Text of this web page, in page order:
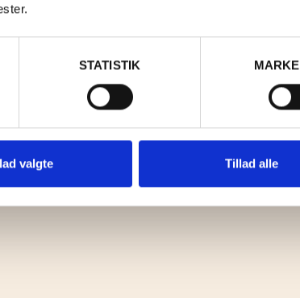
STATISTIK
valgte Tillad alle